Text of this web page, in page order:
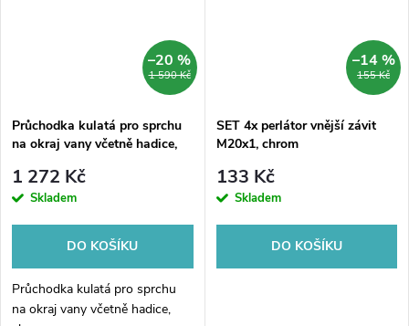
1 590 Kč
–20 %
Průchodka kulatá pro sprchu
na okraj vany včetně hadice,
1 272 Kč
Skladem
DO KOŠÍKU
Průchodka kulatá pro sprchu
na okraj vany včetně hadice,
155 Kč
–14 %
SET 4x perlátor vnější závit
M20x1, chrom
133 Kč
Skladem
DO KOŠÍKU